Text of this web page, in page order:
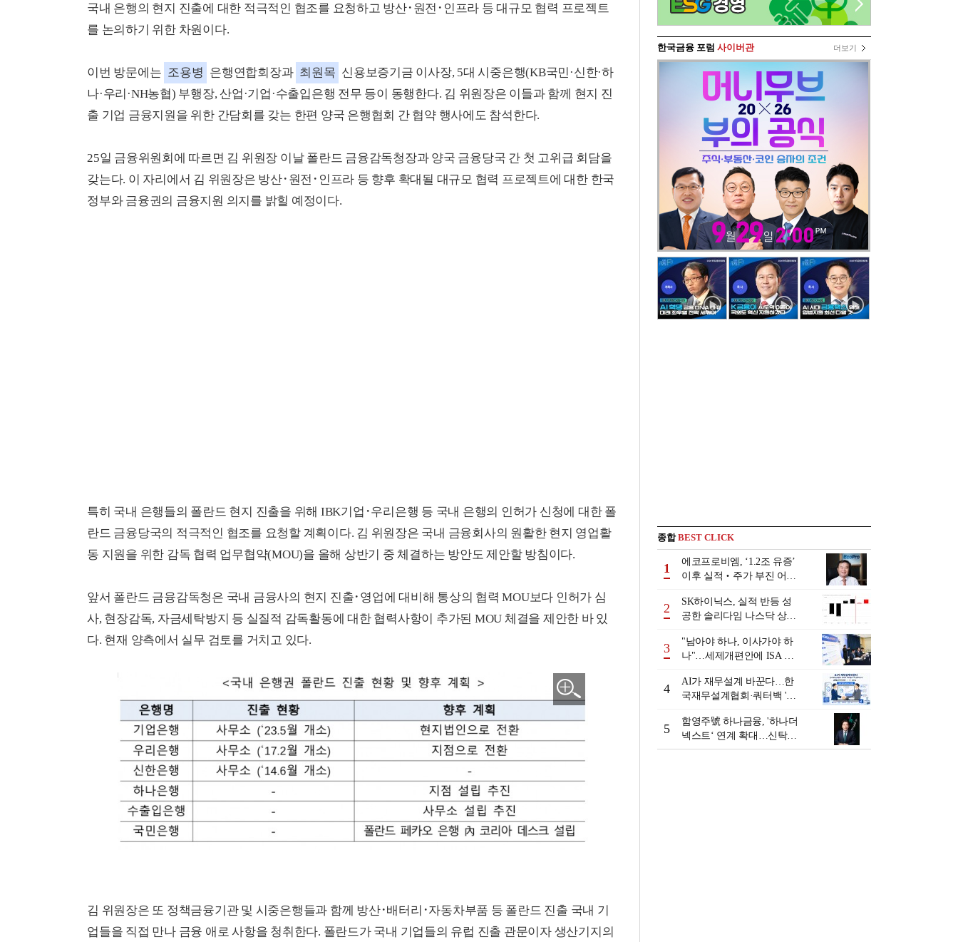
국내 은행의 현지 진출에 대한 적극적인 협조를 요청하고 방산･원전･인프라 등 대규모 협력 프로젝트
를 논의하기 위한 차원이다.
이번 방문에는 조용병 은행연합회장과 최원목 신용보증기금 이사장, 5대 시중은행(KB국민·신한·하
나·우리·NH농협) 부행장, 산업·기업·수출입은행 전무 등이 동행한다. 김 위원장은 이들과 함께 현지 진
출 기업 금융지원을 위한 간담회를 갖는 한편 양국 은행협회 간 협약 행사에도 참석한다.
25일 금융위원회에 따르면 김 위원장 이날 폴란드 금융감독청장과 양국 금융당국 간 첫 고위급 회담을
갖는다. 이 자리에서 김 위원장은 방산･원전･인프라 등 향후 확대될 대규모 협력 프로젝트에 대한 한국
정부와 금융권의 금융지원 의지를 밝힐 예정이다.
특히 국내 은행들의 폴란드 현지 진출을 위해 IBK기업･우리은행 등 국내 은행의 인허가 신청에 대한 폴
란드 금융당국의 적극적인 협조를 요청할 계획이다. 김 위원장은 국내 금융회사의 원활한 현지 영업활
동 지원을 위한 감독 협력 업무협약(MOU)을 올해 상반기 중 체결하는 방안도 제안할 방침이다.
앞서 폴란드 금융감독청은 국내 금융사의 현지 진출･영업에 대비해 통상의 협력 MOU보다 인허가 심
사, 현장감독, 자금세탁방지 등 실질적 감독활동에 대한 협력사항이 추가된 MOU 체결을 제안한 바 있
다. 현재 양측에서 실무 검토를 거치고 있다.
김 위원장은 또 정책금융기관 및 시중은행들과 함께 방산･배터리･자동차부품 등 폴란드 진출 국내 기
업들을 직접 만나 금융 애로 사항을 청취한다. 폴란드가 국내 기업들의 유럽 진출 관문이자 생산기지의
한국금융 포럼 사이버관 더보기
종합BEST CLICK
1
에코프로비엠, ‘1.2조 유증’
이후 실적‧주가 부진 어쩌
2
SK하이닉스, 실적 반등 성
공한 솔리다임 나스닥 상장
3
"남아야 하나, 이사가야 하
나"…세제개편안에 ISA 투
4
AI가 재무설계 바꾼다…한
국재무설계협회·쿼터백 '베
5
함영주號 하나금융, '하나더
넥스트‘ 연계 확대…신탁수
수료 2배 증가 효과 [금융 시